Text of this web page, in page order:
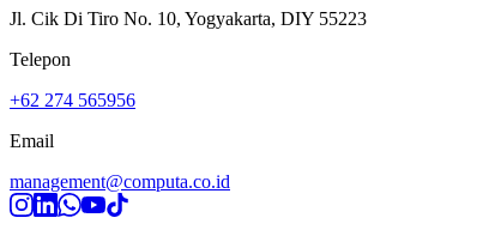
Jl. Cik Di Tiro No. 10, Yogyakarta, DIY 55223
Telepon
+62 274 565956
Email
management@computa.co.id